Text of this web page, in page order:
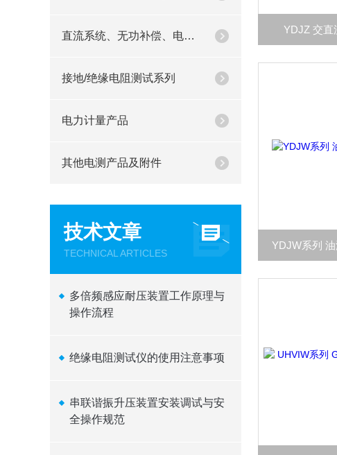
直流系统、无功补偿、电池电机检测仪器
接地/绝缘电阻测试系列
电力计量产品
其他电测产品及附件
技术文章
TECHNICAL ARTICLES
多倍频感应耐压装置工作原理与
操作流程
绝缘电阻测试仪的使用注意事项
串联谐振升压装置安装调试与安
全操作规范
YDJZ 交直
YDJW系列